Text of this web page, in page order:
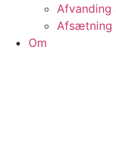
Afvanding
Afsætning
Om